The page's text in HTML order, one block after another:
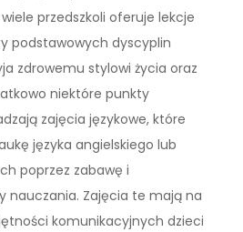
przedszkoli oferuje lekcje
podstawowych dyscyplin
zdrowemu stylowi życia oraz
niektóre punkty
zajęcia językowe, które
języka angielskiego lub
poprzez zabawę i
nauczania. Zajęcia te mają na
komunikacyjnych dzieci